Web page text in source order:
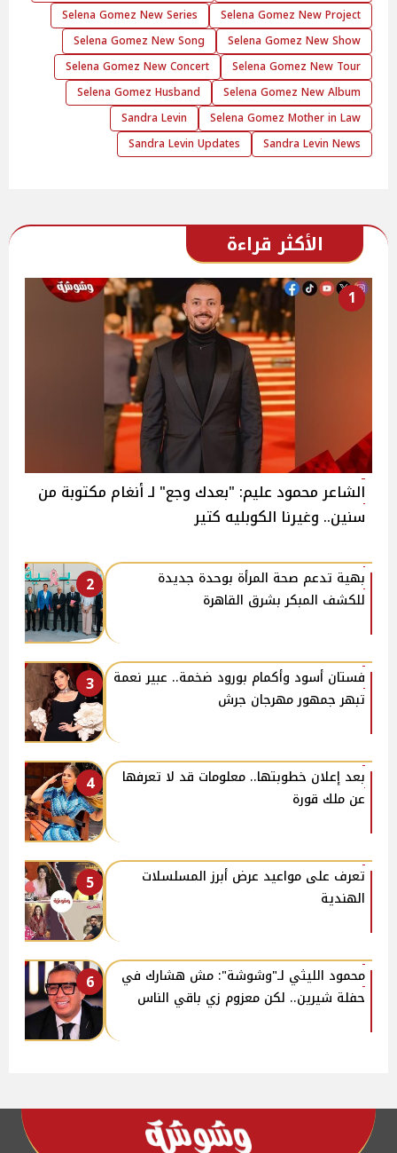
Selena Gomez New Project
Selena Gomez New Series
Selena Gomez New Show
Selena Gomez New Song
Selena Gomez New Tour
Selena Gomez New Concert
Selena Gomez New Album
Selena Gomez Husband
Selena Gomez Mother in Law
Sandra Levin
Sandra Levin News
Sandra Levin Updates
الأكثر قراءة
1
الشاعر محمود عليم: "بعدك وجع" لـ أنغام مكتوبة من
سنين.. وغيرنا الكوبليه كتير
2
بهية تدعم صحة المرأة بوحدة جديدة
للكشف المبكر بشرق القاهرة
3
فستان أسود وأكمام بورود ضخمة.. عبير نعمة
تبهر جمهور مهرجان جرش
4
بعد إعلان خطوبتها.. معلومات قد لا تعرفها
عن ملك قورة
5
تعرف على مواعيد عرض أبرز المسلسلات
الهندية
6
محمود الليثي لـ"وشوشة": مش هشارك في
حفلة شيرين.. لكن معزوم زي باقي الناس